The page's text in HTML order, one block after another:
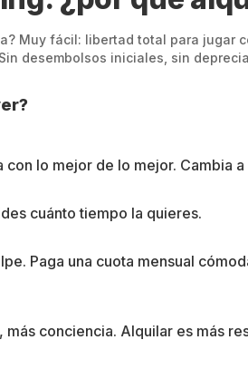
Muy fácil: libertad total para
desembolsos iniciales, sin
lo mejor de lo mejor. Cambia
cuánto tiempo la quieres.
Paga una cuota mensual
conciencia. Alquilar es más